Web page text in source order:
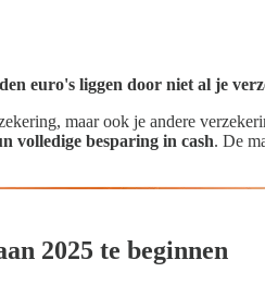
euro's liggen door niet al je
maar ook je andere
volledige besparing in cash. De
2025 te beginnen